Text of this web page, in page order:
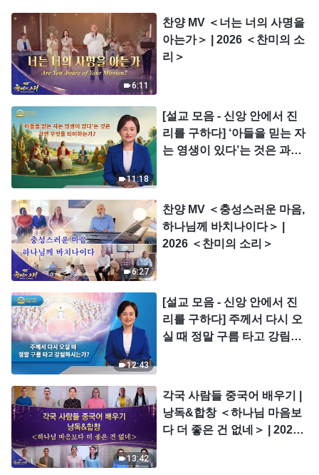
6:11
찬양 MV ＜너는 너의 사명을
아는가＞ | 2026 ＜찬미의 소
리＞
11:18
[설교 모음 - 신앙 안에서 진
리를 구하다] ‘아들을 믿는 자
는 영생이 있다’는 것은 과연
6:27
찬양 MV ＜충성스러운 마음,
하나님께 바치나이다＞ |
2026 ＜찬미의 소리＞
12:43
[설교 모음 - 신앙 안에서 진
리를 구하다] 주께서 다시 오
실 때 정말 구름 타고 강림하
13:42
각국 사람들 중국어 배우기 |
낭독&합창 ＜하나님 마음보
다 더 좋은 건 없네＞ | 2026